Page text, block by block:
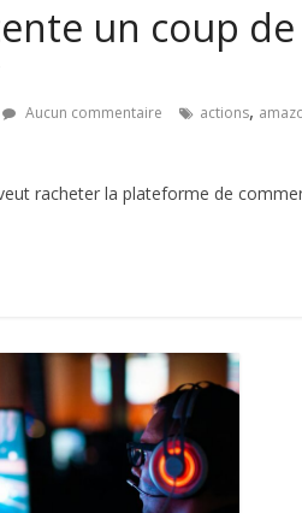
un coup
Aucun commentaire actions,
racheter la plateforme de